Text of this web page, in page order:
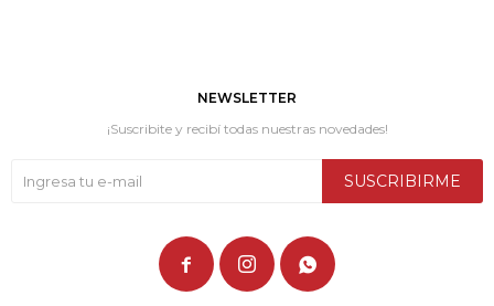
NEWSLETTER
¡Suscribite y recibí todas nuestras novedades!
SUSCRIBIRME
  